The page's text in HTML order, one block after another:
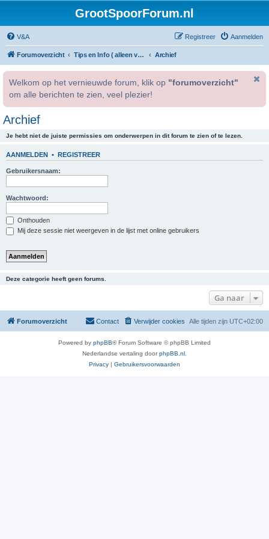
GrootSpoorForum.nl
V&A Aanmelden
Registreer
Forumoverzicht Tips en Info ( alleen voor geregistreerde gebruikers ) Archief
Welkom op het vernieuwde forum, klik op "forumoverzicht"
om alle berichten te zien, veel plezier!
Archief
Je hebt niet de juiste permissies om onderwerpen in dit forum te zien of te lezen.
AANMELDEN • REGISTREER
Gebruikersnaam:
Wachtwoord:
Onthouden
Mij deze sessie niet weergeven in de lijst met online gebruikers
Deze categorie heeft geen forums.
Ga naar
Forumoverzicht Alle tijden zijn UTC+02:00
Verwijder cookies
Contact
Powered by phpBB® Forum Software © phpBB Limited
Nederlandse vertaling doorphpBB.nl
Privacy | Gebruikersvoorwaarden